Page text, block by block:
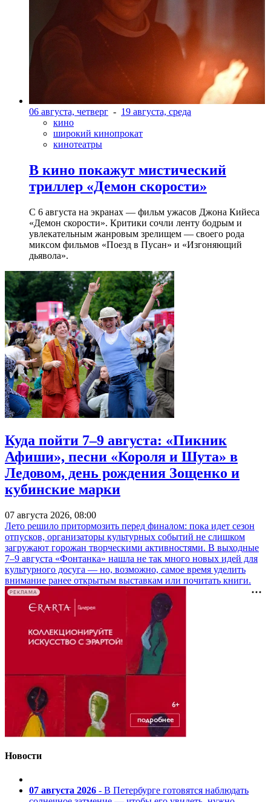
06 августа, четверг - 19 августа, среда
кино
широкий кинопрокат
кинотеатры
В кино покажут мистический
триллер «Демон скорости»
С 6 августа на экранах — фильм ужасов Джона Кийеса
«Демон скорости». Критики сочли ленту бодрым и
увлекательным жанровым зрелищeм — своего рода
миксом фильмов «Поезд в Пусан» и «Изгоняющий
дьявола».
Куда пойти 7–9 августа: «Пикник
Афиши», песни «Короля и Шута» в
Ледовом, день рождения Зощенко и
кубинские марки
07 августа 2026, 08:00
Лето решило притормозить перед финалом: пока идет сезон
отпусков, организаторы культурных событий не слишком
загружают горожан творческими активностями. В выходные
7–9 августа «Фонтанка» нашла не так много новых идей для
культурного досуга — но, возможно, самое время уделить
внимание ранее открытым выставкам или почитать книги.
РЕКЛАМА
Новости
07 августа 2026 - В Петербурге готовятся наблюдать